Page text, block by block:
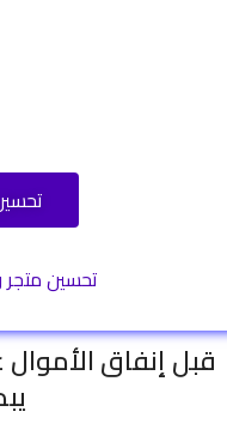
تحسين
قبل إنفاق